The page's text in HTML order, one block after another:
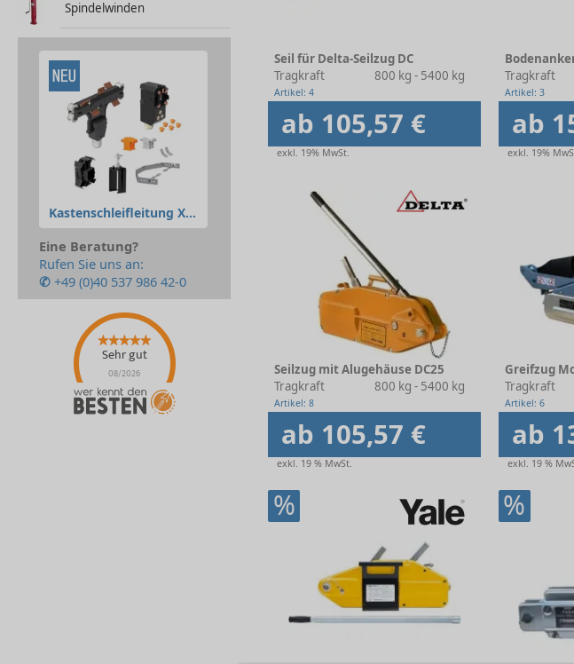
Spindelwinden
Kastenschleifleitung XLine
Eine Beratung?
Rufen Sie uns an:
✆ +49 (0)40 537 986 42-0
Sehr gut
08/2026
Seil für Delta-Seilzug DC
Tragkraft
800 kg - 5400 kg
Artikel: 4
ab 105,57 €
exkl. 19% MwSt.
Tragkraft
Artikel: 3
ab
exkl. 19%
Seilzug mit Alugehäuse DC25
Tragkraft
800 kg - 5400 kg
Artikel: 8
ab 105,57 €
exkl. 19 % MwSt.
Greifzug
Tragkraft
Artikel: 6
ab
exkl. 19 %
% %